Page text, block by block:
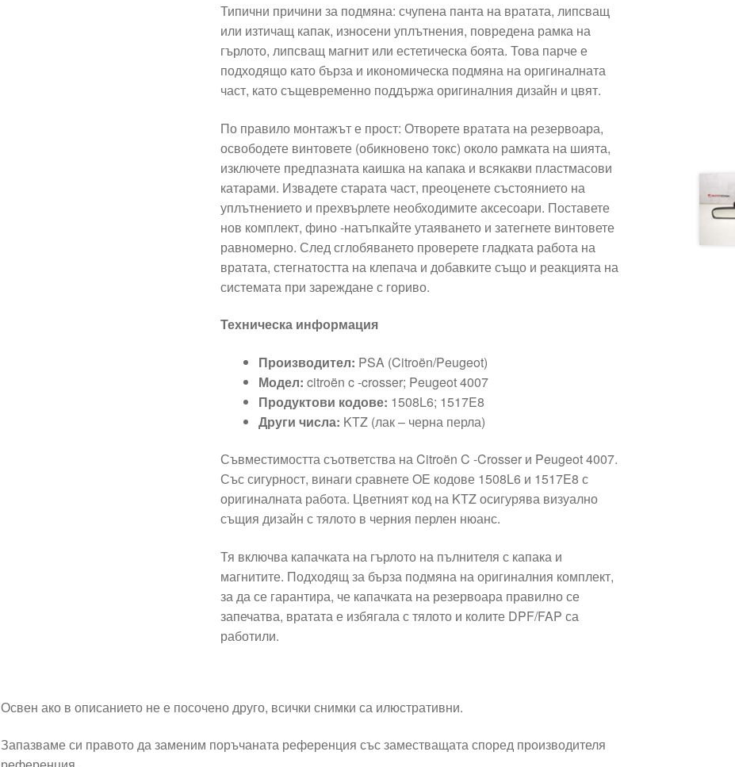
Типични причини за подмяна: счупена панта на вратата, липсващ
или изтичащ капак, износени уплътнения, повредена рамка на
гърлото, липсващ магнит или естетическа боята. Това парче е
подходящо като бърза и икономическа подмяна на оригиналната
част, като същевременно поддържа оригиналния дизайн и цвят.
По правило монтажът е прост: Отворете вратата на резервоара,
освободете винтовете (обикновено токс) около рамката на шията,
изключете предпазната каишка на капака и всякакви пластмасови
катарами. Извадете старата част, преоценете състоянието на
уплътнението и прехвърлете необходимите аксесоари. Поставете
нов комплект, фино -натъпкайте утаяването и затегнете винтовете
равномерно. След сглобяването проверете гладката работа на
вратата, стегнатостта на клепача и добавките също и реакцията на
системата при зареждане с гориво.
Техническа информация
Производител: PSA (Citroën/Peugeot)
Модел:citroën c -crosser; Peugeot 4007
Продуктови кодове: 1508L6; 1517E8
Други числа: KTZ (лак – черна перла)
Съвместимостта съответства на Citroën C -Crosser и Peugeot 4007.
Със сигурност, винаги сравнете OE кодове 1508L6 и 1517E8 с
оригиналната работа. Цветният код на KTZ осигурява визуално
същия дизайн с тялото в черния перлен нюанс.
Тя включва капачката на гърлото на пълнителя с капака и
магнитите. Подходящ за бърза подмяна на оригиналния комплект,
за да се гарантира, че капачката на резервоара правилно се
запечатва, вратата е избягала с тялото и колите DPF/FAP са
работили.
Освен ако в описанието не е посочено друго, всички снимки са илюстративни.
Запазваме си правото да заменим поръчаната референция със заместващата според производителя